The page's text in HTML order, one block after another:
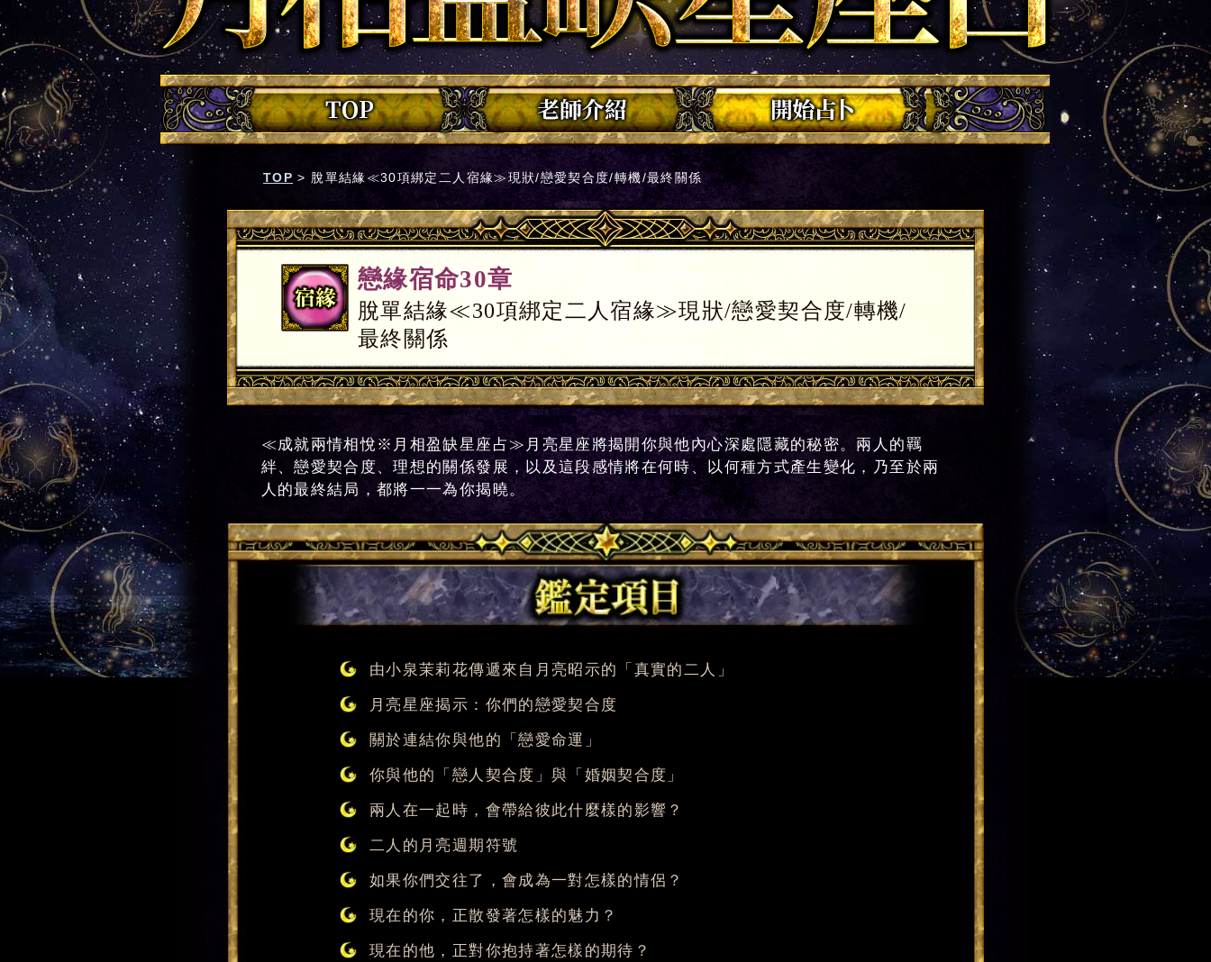
TOP > 脫單結緣≪30項綁定二人宿緣≫現狀/戀愛契合度/轉機/最終關係
戀緣宿命30章
脫單結緣≪30項綁定二人宿緣≫現狀/戀愛契合度/轉機/
最終關係
≪成就兩情相悅※月相盈缺星座占≫月亮星座將揭開你與他內心深處隱藏的秘密。兩人的羈
絆、戀愛契合度、理想的關係發展，以及這段感情將在何時、以何種方式產生變化，乃至於兩
人的最終結局，都將一一為你揭曉。
由小泉茉莉花傳遞來自月亮昭示的「真實的二人」
月亮星座揭示：你們的戀愛契合度
關於連結你與他的「戀愛命運」
你與他的「戀人契合度」與「婚姻契合度」
兩人在一起時，會帶給彼此什麼樣的影響？
二人的月亮週期符號
如果你們交往了，會成為一對怎樣的情侶？
現在的你，正散發著怎樣的魅力？
現在的他，正對你抱持著怎樣的期待？